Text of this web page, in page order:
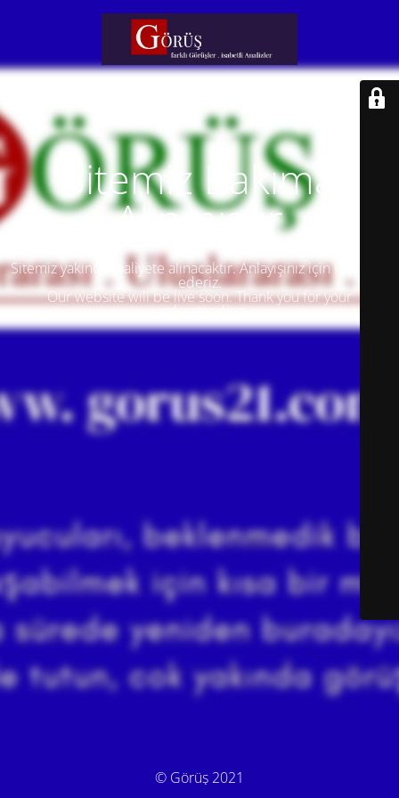
Sitemiz Bakıma
Alınmıştır
Sitemiz yakında faaliyete alınacaktır. Anlayışınız için teşekkür
ederiz.
Our website will be live soon. Thank you for your
understanding.
© Görüş 2021